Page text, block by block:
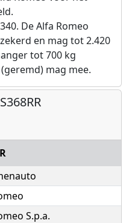
De Alfa Romeo
en mag tot 2.420
tot 700 kg
mag mee.
S.p.a.